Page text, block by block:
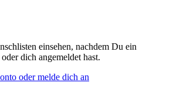
einsehen, nachdem Du ein
dich angemeldet hast.
oder melde dich an